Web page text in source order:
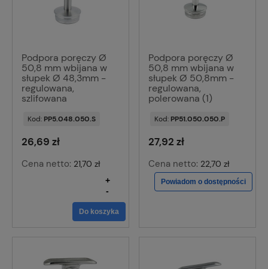
Podpora poręczy Ø
50,8 mm wbijana w
słupek Ø 48,3mm -
regulowana,
szlifowana
Kod: PP5.048.050.S
26,69 zł
Cena netto: 21,70 zł
-
+
Do koszyka
Podpora poręczy Ø
50,8 mm wbijana w
słupek Ø 50,8mm -
regulowana,
polerowana (1)
Kod: PP51.050.050.P
27,92 zł
Cena netto: 22,70 zł
Powiadom o dostępności